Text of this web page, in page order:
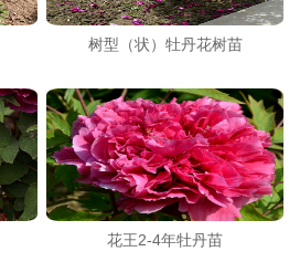
树型（状）牡丹花树苗
花王2-4年牡丹苗